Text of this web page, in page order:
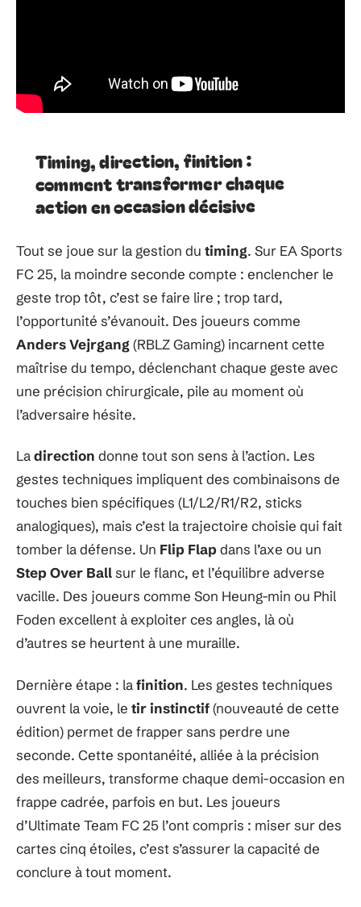
Timing, direction, finition :
comment transformer chaque
action en occasion décisive
Tout se joue sur la gestion du timing. Sur EA Sports
FC 25, la moindre seconde compte : enclencher le
geste trop tôt, c’est se faire lire ; trop tard,
l’opportunité s’évanouit. Des joueurs comme
Anders Vejrgang (RBLZ Gaming) incarnent cette
maîtrise du tempo, déclenchant chaque geste avec
une précision chirurgicale, pile au moment où
l’adversaire hésite.
Ladirection donne tout son sens à l’action. Les
gestes techniques impliquent des combinaisons de
touches bien spécifiques (L1/L2/R1/R2, sticks
analogiques), mais c’est la trajectoire choisie qui fait
tomber la défense. Un Flip Flapdans l’axe ou un
Step Over Ballsur le flanc, et l’équilibre adverse
vacille. Des joueurs comme Son Heung-min ou Phil
Foden excellent à exploiter ces angles, là où
d’autres se heurtent à une muraille.
Dernière étape : lafinition. Les gestes techniques
ouvrent la voie, le tir instinctif(nouveauté de cette
édition) permet de frapper sans perdre une
seconde. Cette spontanéité, alliée à la précision
des meilleurs, transforme chaque demi-occasion en
frappe cadrée, parfois en but. Les joueurs
d’Ultimate Team FC 25 l’ont compris : miser sur des
cartes cinq étoiles, c’est s’assurer la capacité de
conclure à tout moment.